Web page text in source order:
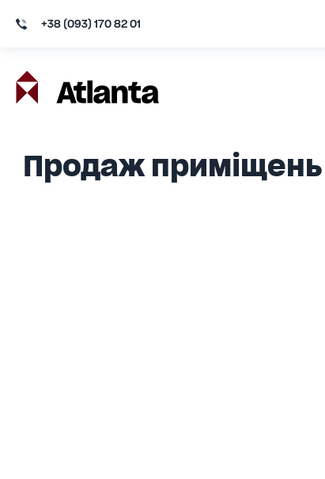
+38 (093) 170 82 01
Продаж приміщень